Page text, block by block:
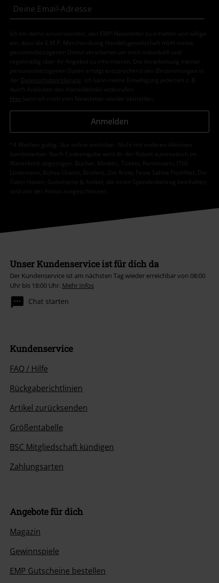
Ich bin damit einverstanden, den EMP-Newsletter zu erhalten und willige
ein, dass die E.M.P. Merchandising Handelsgesellschaft mbH meine
personenbezogenen Daten verarbeitet um mich individuell und
regelmäßig über ihr Angebot zu informieren. Die Verarbeitung meiner
personenbezogenen Daten erfolgt entsprechend den Bestimmungen in
der
Datenschutzerklärung
. Ich kann meine Einwilligung jederzeit z. B.
durch Anklicken des Abmeldelinks widerrufen.
Hier kann ich mich vom Newsletter wieder abmelden.
Anmelden
*4 Wochen gültig. Nur online einlösbar. Nicht mit anderen Aktionen
kombinierbar. Nach Codeeingabe wird dir der Rabatt automatisch im
Warenkorb abgezogen. Bücher, Medien, Tickets, Rammstein, (Till)
Lindemann, Böhse Onkelz, Broilers, Die Ärzte, Feine Sahne Fischfilet, Die
Toten Hosen, Gutscheine & Artikel, die einen Spendenbeitrag beinhalten,
sind von der Aktion ausgeschlossen.
Unser Kundenservice ist für dich da
Der Kundenservice ist am nächsten Tag wieder erreichbar von 08:00
Uhr bis 18:00 Uhr. Mehr Infos
Chat starten
Kundenservice
FAQ / Hilfe
Rückgaberichtlinien
Artikel zurücksenden
Größentabelle
BSC Mitgliedschaft kündigen
Zahlungsarten
Angebote für dich
Magazin
Gewinnspiele
EMP Gutscheine bestellen